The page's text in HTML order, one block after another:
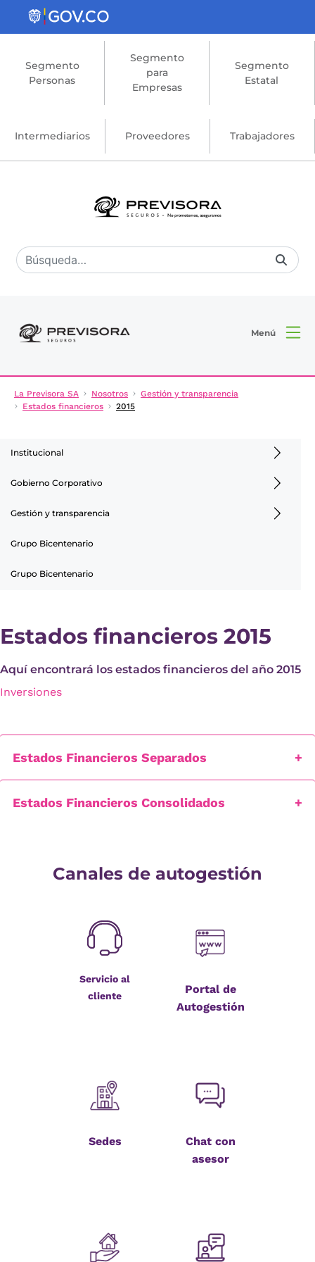
Saltar al contenido principal
Segmento
Personas
Segmento
para
Empresas
Segmento
Estatal
Intermediarios Proveedores Trabajadores
Menú
La Previsora SA Nosotros
Gestión y transparencia
Estados financieros
2015
Institucional
Gobierno Corporativo
Gestión y transparencia
Grupo Bicentenario
Grupo Bicentenario
Estados financieros 2015
Aquí encontrará los estados financieros del año 2015
Inversiones
Estados Financieros Separados
Estados Financieros Consolidados
Canales de autogestión
Servicio al
cliente
Portal de
Autogestión
Sedes
Chat con
asesor